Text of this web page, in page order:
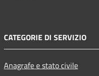
CATEGORIE DI SERVIZIO
Anagrafe e stato civile